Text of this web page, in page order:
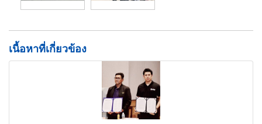
เนื้อหาที่เกี่ยวข้อง